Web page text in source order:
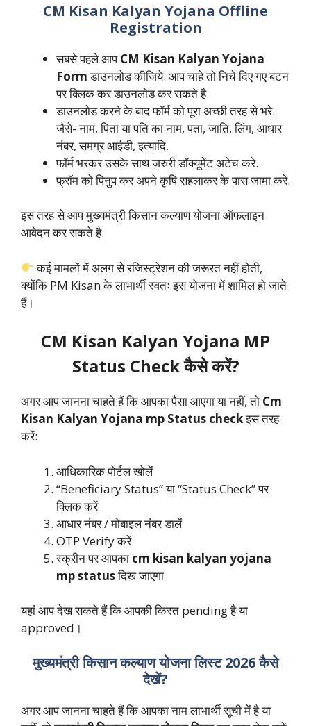
CM Kisan Kalyan Yojana Offline
Registration
सबसे पहले आपCM Kisan Kalyan Yojana
Formडाउनलोड कीजिये. आप चाहे तो निचे दिए गए बटन
पर क्लिक कर डाउनलोड कर सकते है.
डाउनलोड करने के बाद फॉर्म को पूरा अच्छी तरह से भरे.
जैसे- नाम, पिता या पति का नाम, पता, जाति, लिंग, आधार
नंबर, समग्र आईडी, इत्यादि.
फॉर्म भरकर उसके साथ जरुरी डॉक्यूमेंट अटेच करे.
फ्रॉम को पिनुप कर अपने कृषि सहलाकर के पास जामा करे.
इस तरह से आप मुख्यमंत्री किसान कल्याण योजना ऑफलाइन
आवेदन कर सकते है.
कई मामलों में अलग से रजिस्ट्रेशन की जरूरत नहीं होती,
क्योंकि PM Kisan के लाभार्थी स्वतः इस योजना में शामिल हो जाते
हैं।
CM Kisan Kalyan Yojana MP
Status Check कैसे करें?
अगर आप जानना चाहते हैं कि आपका पैसा आएगा या नहीं, तो Cm
Kisan Kalyan Yojana mp Status checkइस तरह
करें:
आधिकारिक पोर्टल खोलें
“Beneficiary Status” या “Status Check” पर
क्लिक करें
आधार नंबर / मोबाइल नंबर डालें
OTP Verify करें
स्क्रीन पर आपका cm kisan kalyan yojana
mp statusदिख जाएगा
यहां आप देख सकते हैं कि आपकी किस्त pending है या
approved।
मुख्यमंत्री किसान कल्याण योजना लिस्ट 2026 कैसे
देखें?
अगर आप जानना चाहते हैं कि आपका नाम लाभार्थी सूची में है या